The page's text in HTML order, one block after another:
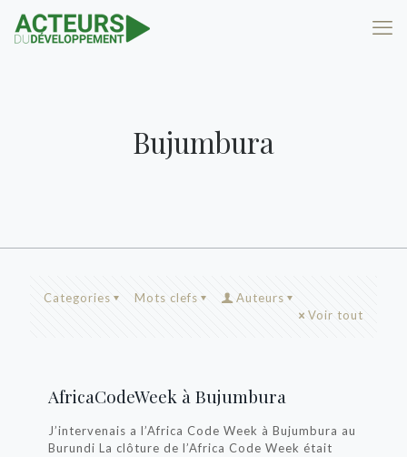
Bujumbura
Categories Mots clefs
Auteurs
Voir tout
AfricaCodeWeek à Bujumbura
J’intervenais a l’Africa Code Week à Bujumbura au
Burundi La clôture de l’Africa Code Week était